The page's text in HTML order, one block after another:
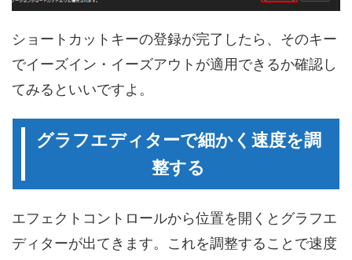
ショートカットキーの登録が完了したら、そのキー
でイーズイン・イーズアウトが適用できるか確認し
てみるといいですよ。
グラフエディターで細かく速度を調
整する
エフェクトコントロールから位置を開くとグラフエ
ディターが出てきます。これを調整することで速度